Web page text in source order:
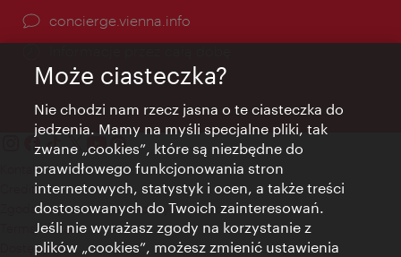
concierge.vienna.info
Kontakt
Credits
Zgoda na przetwarzanie danych osobowych
Terms of Use
Dostępność
Może ciasteczka?
Nie chodzi nam rzecz jasna o te ciasteczka do
jedzenia. Mamy na myśli specjalne pliki, tak
zwane „cookies”, które są niezbędne do
prawidłowego funkcjonowania stron
internetowych, statystyk i ocen, a także treści
dostosowanych do Twoich zainteresowań.
Jeśli nie wyrażasz zgody na korzystanie z
plików „cookies”, możesz zmienić ustawienia